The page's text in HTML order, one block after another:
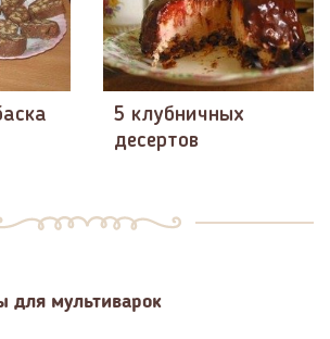
5 клубничных
десертов
для мультиварок